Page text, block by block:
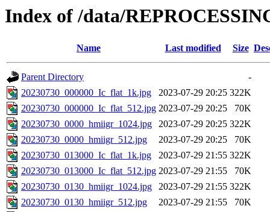
Index of /data/
Name Last modified Size
Parent Directory
-
20230730_000000_Ic_flat_1k.jpg
2023-07-29 20:25 322K
20230730_000000_Ic_flat_512.jpg 2023-07-29 20:25
70K
20230730_0000_hmiigr_1024.jpg
2023-07-29 20:25 322K
20230730_0000_hmiigr_512.jpg
2023-07-29 20:25
70K
20230730_013000_Ic_flat_1k.jpg
2023-07-29 21:55 322K
20230730_013000_Ic_flat_512.jpg 2023-07-29 21:55
70K
20230730_0130_hmiigr_1024.jpg
2023-07-29 21:55 322K
20230730_0130_hmiigr_512.jpg
2023-07-29 21:55
70K